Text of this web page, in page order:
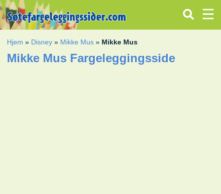
Hjem » Disney » Mikke Mus » Mikke Mus
Mikke Mus Fargeleggingsside